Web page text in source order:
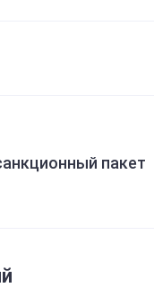
пакет